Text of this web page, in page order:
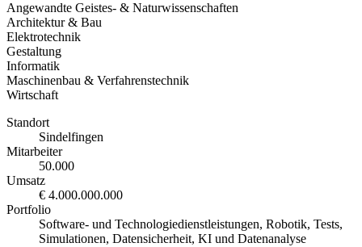
Angewandte Geistes- & Naturwissenschaften
Architektur & Bau
Elektrotechnik
Gestaltung
Informatik
Maschinenbau & Verfahrenstechnik
Wirtschaft
Standort
Sindelfingen
Mitarbeiter
50.000
Umsatz
€ 4.000.000.000
Portfolio
Software- und Technologiedienstleistungen, Robotik, Tests,
Simulationen, Datensicherheit, KI und Datenanalyse